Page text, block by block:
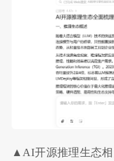
▲AI开源推理生态